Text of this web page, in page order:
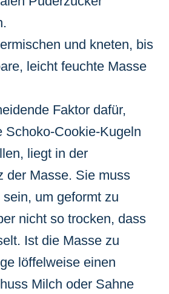
und kneten, bis
leicht feuchte Masse
Faktor dafür,
Schoko-Cookie-Kugeln
liegt in der
der Masse. Sie muss
um geformt zu
nicht so trocken, dass
Ist die Masse zu
löffelweise einen
Milch oder Sahne